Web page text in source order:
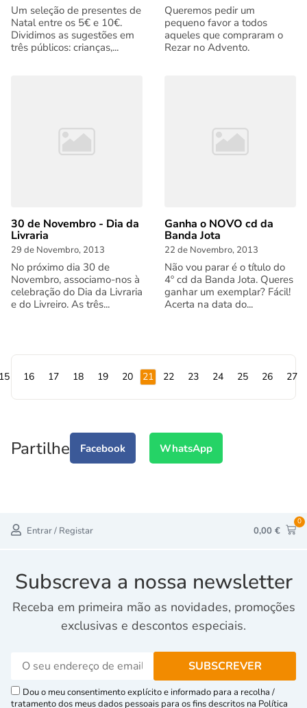
Um seleção de presentes de
Natal entre os 5€ e 10€.
Dividimos as sugestões em
três públicos: crianças,...
Queremos pedir um
pequeno favor a todos
aqueles que compraram o
Rezar no Advento.
30 de Novembro - Dia da
Livraria
29 de Novembro, 2013
No próximo dia 30 de
Novembro, associamo-nos à
celebração do Dia da Livraria
e do Livreiro. As três...
Ganha o NOVO cd da
Banda Jota
22 de Novembro, 2013
Não vou parar é o título do
4º cd da Banda Jota. Queres
ganhar um exemplar? Fácil!
Acerta na data do...
16 17 18 19 20 21 22 23 24 25 26 27
Partilhe Facebook WhatsApp
Entrar / Registar 0,00 €
0
Subscreva a nossa newsletter
Receba em primeira mão as novidades, promoções
exclusivas e descontos especiais.
Dou o meu consentimento explícito e informado para a recolha /
tratamento dos meus dados pessoais para os fins descritos na Política